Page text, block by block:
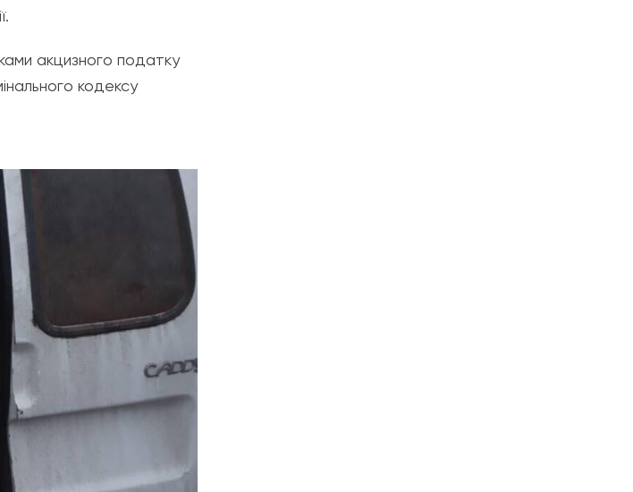
акцизного податку
кодексу